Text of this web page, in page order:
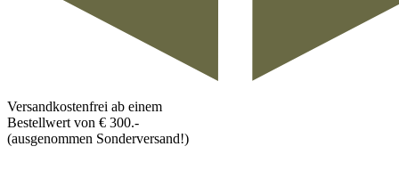
Versandkostenfrei ab einem
Bestellwert von € 300.-
(ausgenommen Sonderversand!)